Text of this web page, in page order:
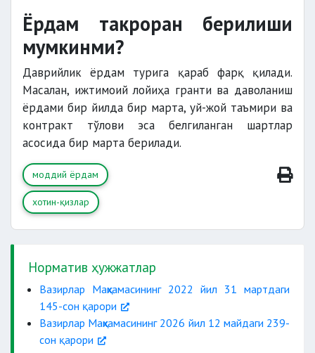
Ёрдам такроран берилиши
мумкинми?
Даврийлик ёрдам турига қараб фарқ қилади.
Масалан, ижтимоий лойиҳа гранти ва даволаниш
ёрдами бир йилда бир марта, уй-жой таъмири ва
контракт тўлови эса белгиланган шартлар
асосида бир марта берилади.
моддий ёрдам
хотин-қизлар
Норматив ҳужжатлар
Вазирлар Маҳкамасининг 2022 йил 31 мартдаги
145-сон қарори
Вазирлар Маҳкамасининг 2026 йил 12 майдаги 239-
сон қарори